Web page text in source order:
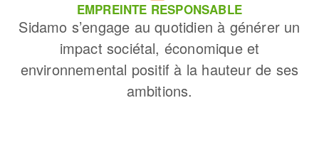
EMPREINTE RESPONSABLE
Sidamo s’engage au quotidien à générer un
impact sociétal, économique et
environnemental positif à la hauteur de ses
ambitions.